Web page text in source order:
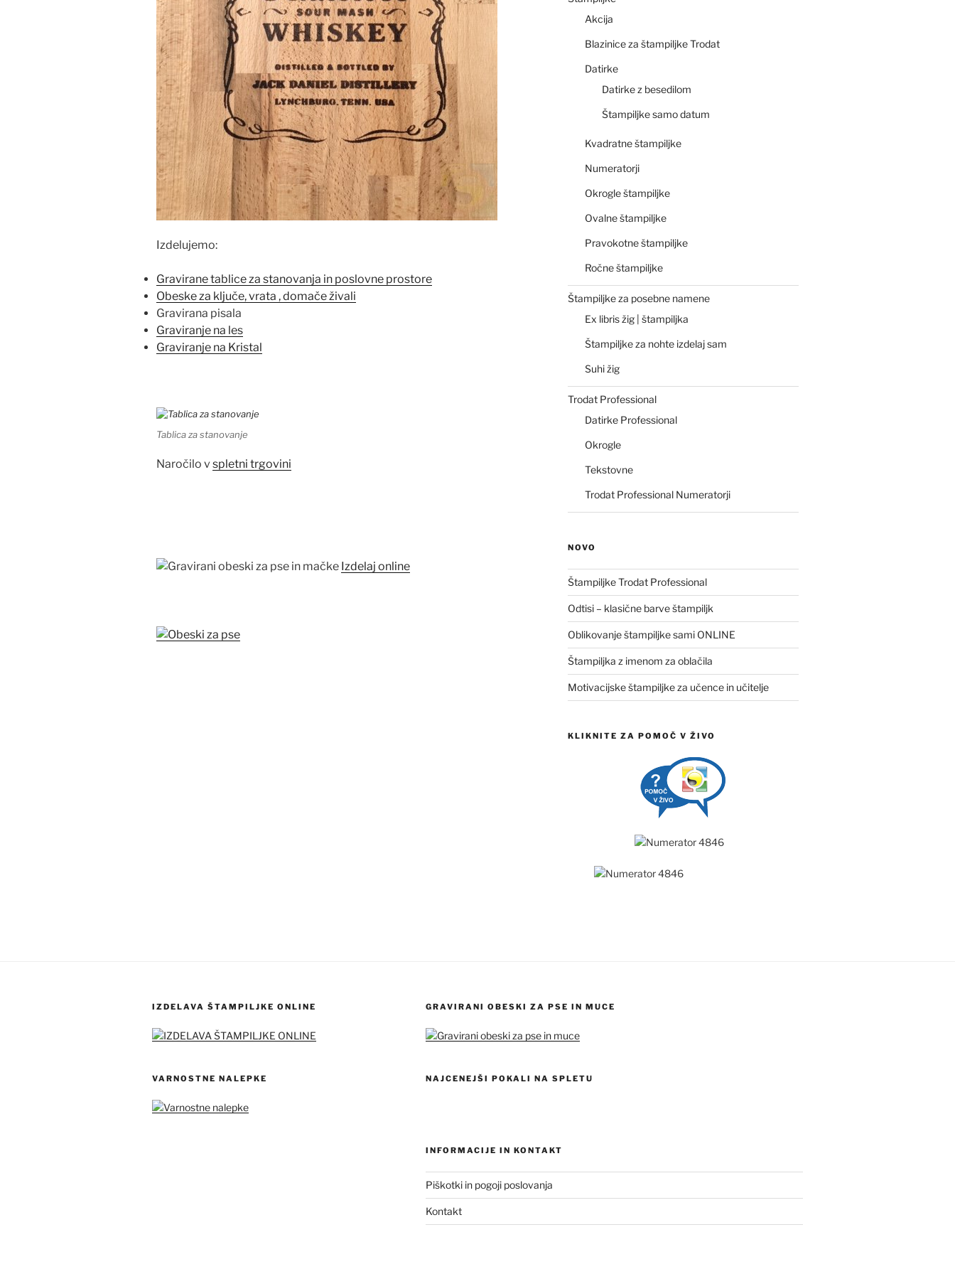
Izdelujemo:
Gravirane tablice za stanovanja in poslovne prostore
Obeske za ključe, vrata , domače živali
Gravirana pisala
Graviranje na les
Graviranje na Kristal
Tablica za stanovanje
Naročilo vspletni trgovini
Izdelaj online
Akcija
Blazinice za štampiljke Trodat
Datirke
Datirke z besedilom
Štampiljke samo datum
Kvadratne štampiljke
Numeratorji
Okrogle štampiljke
Ovalne štampiljke
Pravokotne štampiljke
Ročne štampiljke
Štampiljke za posebne namene
Ex libris žig | štampiljka
Štampiljke za nohte izdelaj sam
Suhi žig
Trodat Professional
Datirke Professional
Okrogle
Tekstovne
Trodat Professional Numeratorji
NOVO
Štampiljke Trodat Professional
Odtisi – klasične barve štampiljk
Oblikovanje štampiljke sami ONLINE
Štampiljka z imenom za oblačila
Motivacijske štampiljke za učence in učitelje
KLIKNITE ZA POMOČ V ŽIVO
IZDELAVA ŠTAMPILJKE ONLINE
VARNOSTNE NALEPKE
GRAVIRANI OBESKI ZA PSE IN MUCE
NAJCENEJŠI POKALI NA SPLETU
INFORMACIJE IN KONTAKT
Piškotki in pogoji poslovanja
Kontakt